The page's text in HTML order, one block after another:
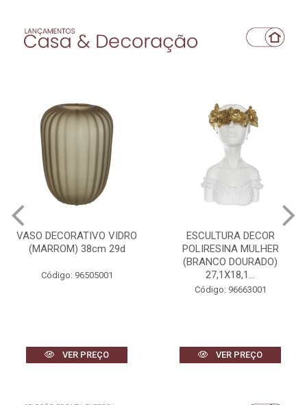
VASO DECORATIVO VIDRO
(MARROM) 38cm 29d
Código: 96505001
VER PREÇO
ESCULTURA DECOR
POLIRESINA MULHER
(BRANCO DOURADO)
27,1X18,1...
Código: 96663001
VER PREÇO